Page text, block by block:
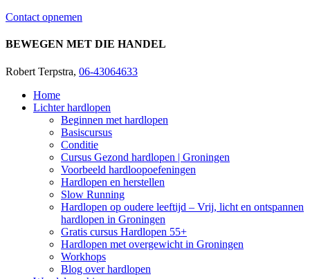
Contact opnemen
BEWEGEN MET DIE HANDEL
Robert Terpstra, 06-43064633
Home
Lichter hardlopen
Beginnen met hardlopen
Basiscursus
Conditie
Cursus Gezond hardlopen | Groningen
Voorbeeld hardloopoefeningen
Hardlopen en herstellen
Slow Running
Hardlopen op oudere leeftijd – Vrij, licht en ontspannen
hardlopen in Groningen
Gratis cursus Hardlopen 55+
Hardlopen met overgewicht in Groningen
Workhops
Blog over hardlopen